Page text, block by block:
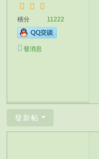
積分 11222
發消息
發新帖